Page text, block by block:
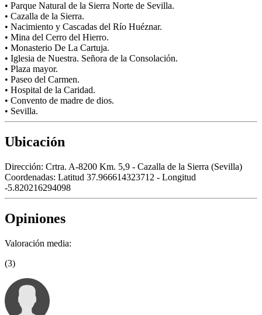
• Parque Natural de la Sierra Norte de Sevilla.
• Cazalla de la Sierra.
• Nacimiento y Cascadas del Río Huéznar.
• Mina del Cerro del Hierro.
• Monasterio De La Cartuja.
• Iglesia de Nuestra. Señora de la Consolación.
• Plaza mayor.
• Paseo del Carmen.
• Hospital de la Caridad.
• Convento de madre de dios.
• Sevilla.
Ubicación
Dirección: Crtra. A-8200 Km. 5,9 - Cazalla de la Sierra (Sevilla)
Coordenadas: Latitud 37.966614323712 - Longitud
-5.820216294098
Opiniones
Valoración media:
(3)